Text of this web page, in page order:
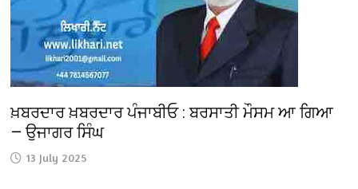
ਖ਼ਬਰਦਾਰ ਖ਼ਬਰਦਾਰ ਪੰਜਾਬੀਓ : ਬਰਸਾਤੀ ਮੌਸਮ ਆ ਗਿਆ
— ਉਜਾਗਰ ਸਿੰਘ
13 July 2025